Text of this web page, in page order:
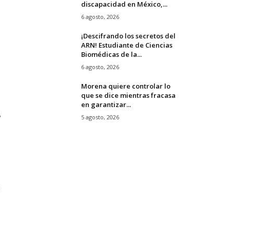
discapacidad en México,...
6 agosto, 2026
¡Descifrando los secretos del
ARN! Estudiante de Ciencias
Biomédicas de la...
6 agosto, 2026
Morena quiere controlar lo
que se dice mientras fracasa
en garantizar...
5 agosto, 2026